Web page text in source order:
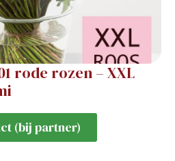
rode rozen – XXL
(bij partner)